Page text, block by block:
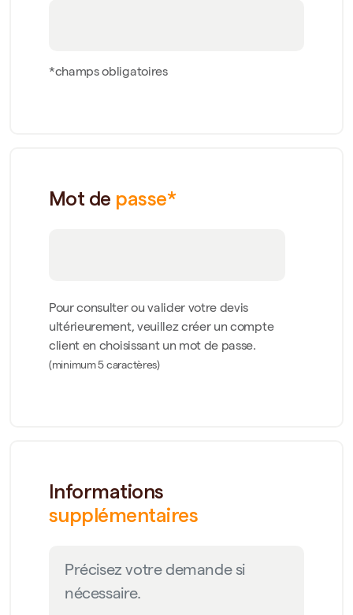
*champs obligatoires
Mot de passe*
Pour consulter ou valider votre devis
ultérieurement, veuillez créer un compte
client en choisissant un mot de passe.
(minimum 5 caractères)
Informations
supplémentaires